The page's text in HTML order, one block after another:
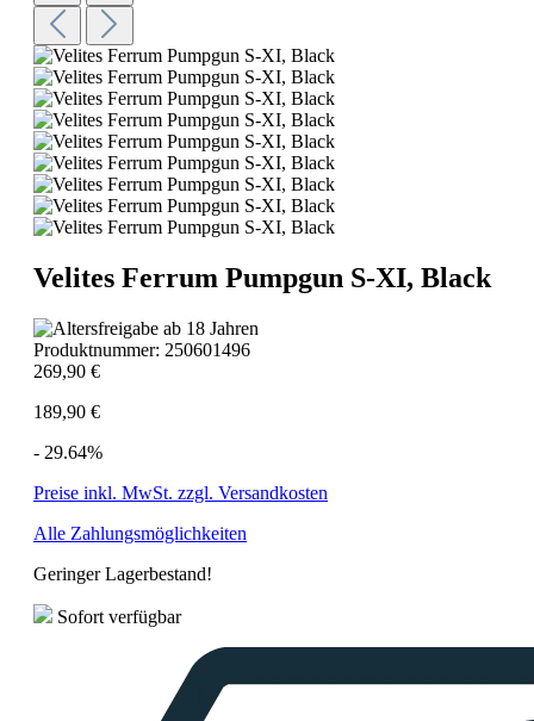
Velites Ferrum Pumpgun S-XI, Black
Produktnummer: 250601496
269,90 €
189,90 €
- 29.64%
Preise inkl. MwSt. zzgl. Versandkosten
Alle Zahlungsmöglichkeiten
Geringer Lagerbestand!
Sofort verfügbar